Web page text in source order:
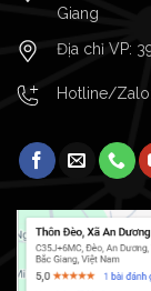
Giang
Địa chỉ VP:
Hotline/Zalo: